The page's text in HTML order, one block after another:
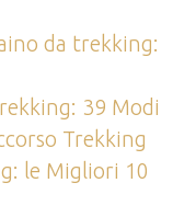
da trekking:
39 Modi
Trekking
le Migliori 10